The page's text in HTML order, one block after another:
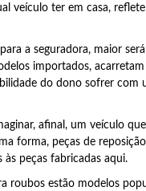
veículo ter em casa,
a seguradora, maior
importados,
do dono sofrer com
afinal, um veículo
forma, peças de
peças fabricadas aqui.
roubos estão modelos